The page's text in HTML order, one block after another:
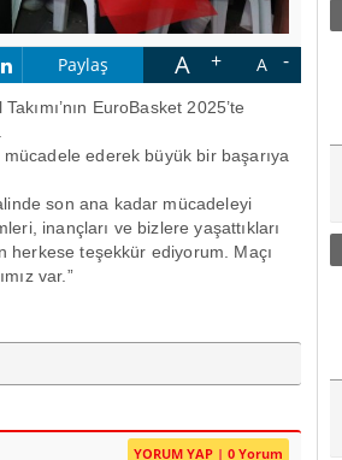
Paylaş A A
EuroBasket 2025’te
ederek büyük bir başarıya
son ana kadar mücadeleyi
inançları ve bizlere yaşattıkları
herkese teşekkür ediyorum. Maçı
var.”
YORUM YAP | 0 Yorum